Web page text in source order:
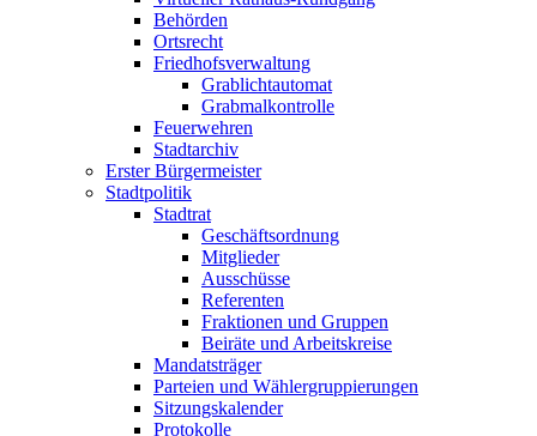
Behörden
Ortsrecht
Friedhofsverwaltung
Grablichtautomat
Grabmalkontrolle
Feuerwehren
Stadtarchiv
Erster Bürgermeister
Stadtpolitik
Stadtrat
Geschäftsordnung
Mitglieder
Ausschüsse
Referenten
Fraktionen und Gruppen
Beiräte und Arbeitskreise
Mandatsträger
Parteien und Wählergruppierungen
Sitzungskalender
Protokolle